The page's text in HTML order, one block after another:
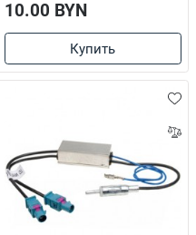
10.00 BYN
Купить